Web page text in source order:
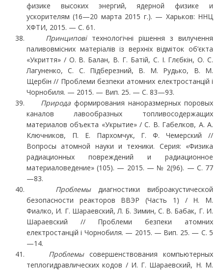
физике высоких энергий, ядерной физике и
ускорителям (16—20 марта 2015 г.). — Харьков: ННЦ
ХФТИ, 2015. — C. 61.
Принципові технологічні рішення з вилучення
паливовмісних матеріалів із верхніх відмі­ток об’єкта
«Укриття» / О. В. Балан, В. Г. Батій, С. І. Глєбкін, О. С.
Лагуненко, С. С. Підберез­ний, В. М. Рудько, В. М.
Щербін // Проблеми безпеки атомних електростанцій і
Чорнобиля. — 2015. — Вип. 25. — С. 83—93.
Природа формирования наноразмерных поровых
каналов лавообразных топливосодер­жащих
материалов объекта «Укрытие» / С. В. Габелков, А. А.
Ключников, П. Е. Пархомчук, Г. Ф. Чемерский //
Вопросы атомной науки и техники. Серия: «Физика
радиационных по­вреждений и радиационное
материаловедение» (105). — 2015. — № 2(96). — С. 77
—83.
Проблемыдиагностики виброакустической
безопасности реакторов ВВЭР (Часть 1) / Н. М.
Фиалко, И. Г. Шараевский, Л. Б. Зимин, С. В. Бабак, Г. И.
Шараевский // Проблеми без­пеки атомних
електростанцій і Чорнобиля. — 2015. — Вип. 25. — С. 5
—14.
Проблемы совершенствования компьютерных
теплогидравлических кодов / И. Г. Шара­евский, Н. М.